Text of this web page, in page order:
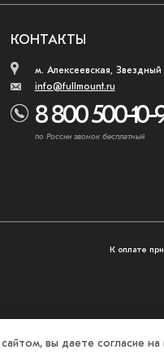
КОНТАКТЫ
м. Алексеевская,
info@fullmount.ru
8 800 500-10-
по России звонок бесплатный
К оплате
вы даете согласие на